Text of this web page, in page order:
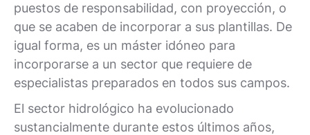
puestos de responsabilidad, con proyección, o
que se acaben de incorporar a sus plantillas. De
igual forma, es un máster idóneo para
incorporarse a un sector que requiere de
especialistas preparados en todos sus campos.
El sector hidrológico ha evolucionado
sustancialmente durante estos últimos años,